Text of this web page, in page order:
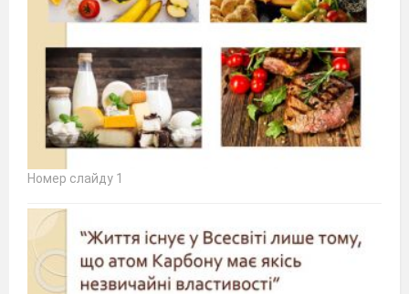
Номер слайду 1